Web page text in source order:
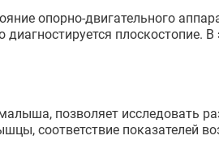
опорно-двигательного
плоскостопие. В
позволяет исследовать
соответствие показателей